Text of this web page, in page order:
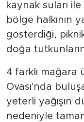
kaynak suları
bölge halkının
gösterdiği,
doğa
4 farklı mağara
Ovası'nda
yeterli yağışın
nedeniyle